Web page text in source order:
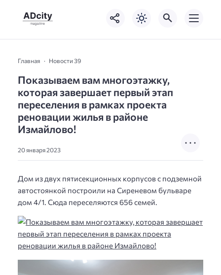
Главная Новости 39
Показываем вам многоэтажку,
которая завершает первый этап
переселения в рамках проекта
реновации жилья в районе
Измайлово!
20 января 2023
Дом из двух пятисекционных корпусов с подземной
автостоянкой построили на Сиреневом бульваре
дом 4/1. Сюда переселяются 656 семей.